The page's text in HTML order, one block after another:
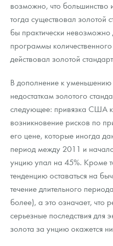
возможно, что
тогда существовал золотой
бы практически
программы
действовал золотой
В дополнение к
недостаткам золотого
следующее: привязка США к
возникновение рисков по
его цене, которые иногда
период между 2011 и
унцию упал на 45%. Кроме
тенденцию оставаться на
течение длительного
более), а это означает, что
серьезные последствия
золота за унцию окажется